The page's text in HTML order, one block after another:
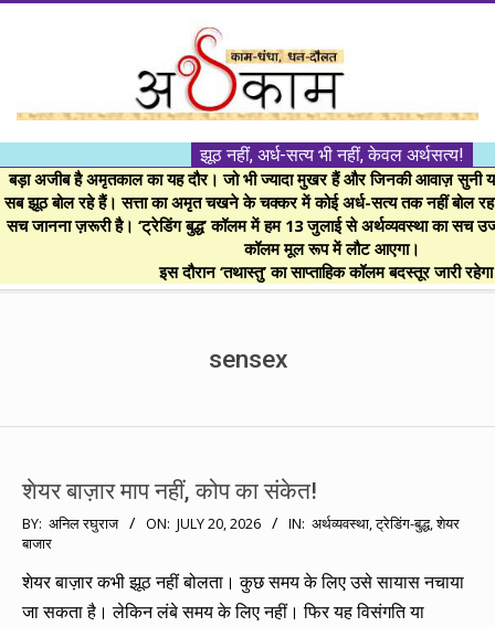
।।
अर्थकाम।।
BE
FINANCIALLY
झूठ नहीं, अर्ध-सत्य भी नहीं, केवल अर्थसत्य!
बड़ा अजीब है अमृतकाल का यह दौर। जो भी ज्यादा मुखर हैं और जिनकी आवाज़ सुनी
सब झूठ बोल रहे हैं। सत्ता का अमृत चखने के चक्कर में कोई अर्ध-सत्य तक नहीं बोल
सच जानना ज़रूरी है। ‘ट्रेडिंग बुद्ध’ कॉलम में हम 13 जुलाई से अर्थव्यवस्था का सच
कॉलम मूल रूप में लौट आएगा।
इस दौरान ‘तथास्तु’ का साप्ताहिक कॉलम बदस्तूर जारी
sensex
शेयर बाज़ार माप नहीं, कोप का संकेत!
2026-
07-
20
BY: अनिल रघुराज ON: JULY 20, 2026 IN: अर्थव्यवस्था,ट्रेडिंग-बुद्ध,शेयर
बाजार
शेयर बाज़ार कभी झूठ नहीं बोलता। कुछ समय के लिए उसे सायास नचाया
जा सकता है। लेकिन लंबे समय के लिए नहीं। फिर यह विसंगति या